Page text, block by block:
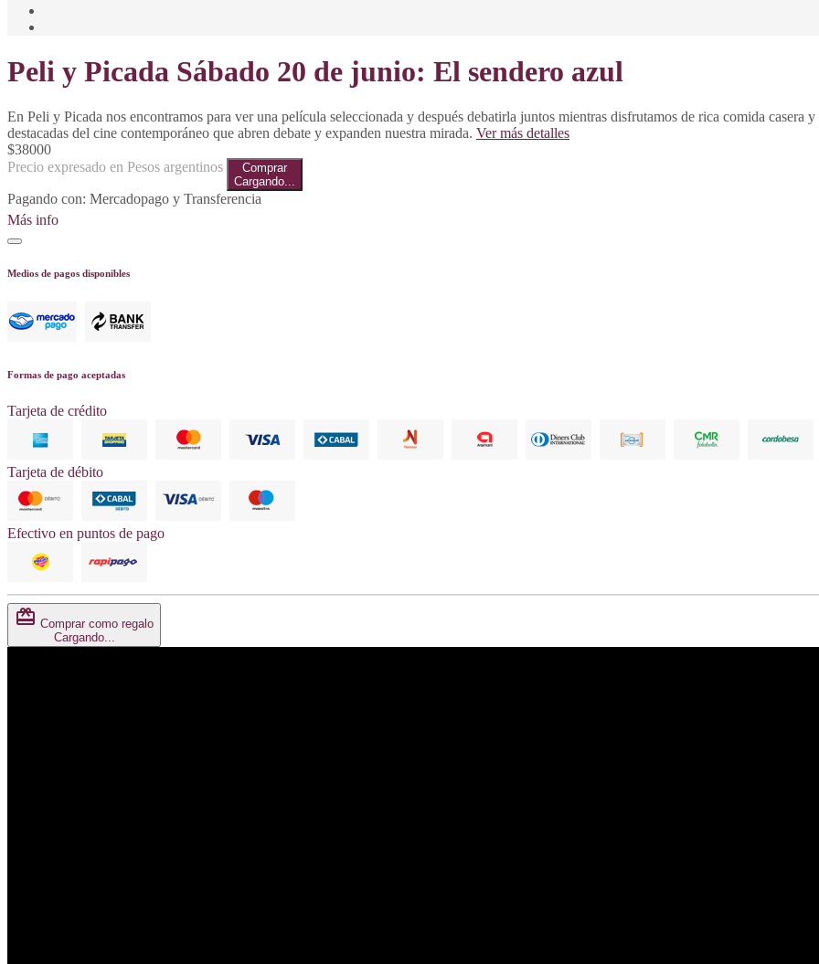
Peli y Picada Sábado 20 de junio: El sendero azul
En Peli y Picada nos encontramos para ver una película seleccionada y después debatirla juntos mientras disfrutamos de rica comida casera
destacadas del cine contemporáneo que abren debate y expanden nuestra mirada. Ver más detalles
$38000
Precio expresado en Pesos argentinos
Comprar
Cargando...
Pagando con: Mercadopago y Transferencia
Más info
Medios de pagos disponibles
Mercadopago
Formas de pago aceptadas
Tarjeta de crédito
American ExpressTarjeta ShoppingMastercard Argencard Diners Cencosud
Tarjeta de débito
Mastercard DébitoCabal Débito Visa Débito
Efectivo en puntos de pago
Pago Fácil
card_giftcard Comprar como regalo
Cargando...